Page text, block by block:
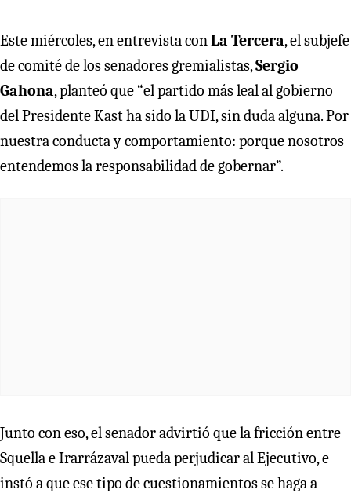
Este miércoles, en entrevista conLa Tercera, el subjefe
de comité de los senadores gremialistas,Sergio
Gahona, planteó que “el partido más leal al gobierno
del Presidente Kast ha sido la UDI, sin duda alguna. Por
nuestra conducta y comportamiento: porque nosotros
entendemos la responsabilidad de gobernar”.
Junto con eso, el senador advirtió que la fricción entre
Squella e Irarrázaval pueda perjudicar al Ejecutivo, e
instó a que ese tipo de cuestionamientos se haga a